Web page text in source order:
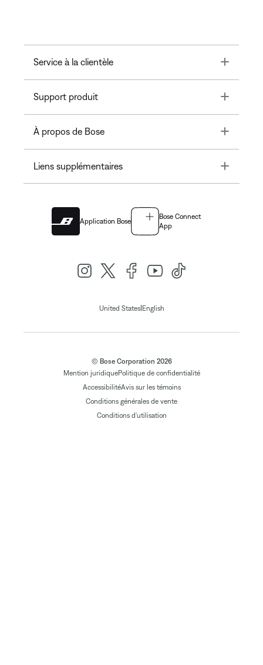
Service à la clientèle Toggle
Support produit Toggle
À propos de Bose Toggle
Liens supplémentaires Toggle
Application Bose
Bose Connect
App
United States| English
© Bose Corporation 2026
Mention juridiquePolitique de confidentialité
AccessibilitéAvis sur les témoins
Conditions générales de vente
Conditions d'utilisation